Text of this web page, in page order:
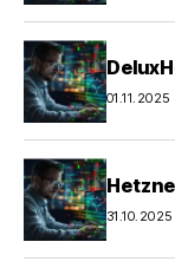
01.11.2025
31.10.2025